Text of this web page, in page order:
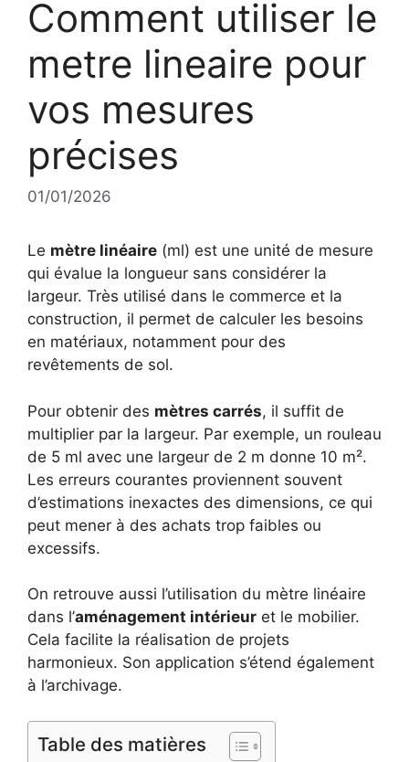
Comment utiliser le
metre lineaire pour
vos mesures
précises
01/01/2026
Le mètre linéaire (ml) est une unité de mesure
qui évalue la longueur sans considérer la
largeur. Très utilisé dans le commerce et la
construction, il permet de calculer les besoins
en matériaux, notamment pour des
revêtements de sol.
Pour obtenir des mètres carrés, il suffit de
multiplier par la largeur. Par exemple, un rouleau
de 5 ml avec une largeur de 2 m donne 10 m².
Les erreurs courantes proviennent souvent
d’estimations inexactes des dimensions, ce qui
peut mener à des achats trop faibles ou
excessifs.
On retrouve aussi l’utilisation du mètre linéaire
dans l’aménagement intérieur et le mobilier.
Cela facilite la réalisation de projets
harmonieux. Son application s’étend également
à l’archivage.
Table des matières